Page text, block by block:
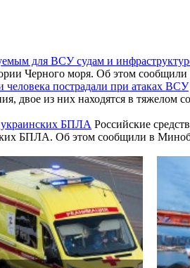
для ВСУ судам и
Черного моря. Об этом
человека пострадали при атаках ВСУ
двое из них находятся в тяжелом
украинских БПЛА Российские
БПЛА. Об этом сообщили в